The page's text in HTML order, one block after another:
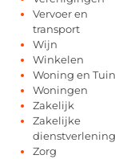
Vervoer en
transport
Wijn
Winkelen
Woning en Tuin
Woningen
Zakelijk
Zakelijke
dienstverlening
Zorg